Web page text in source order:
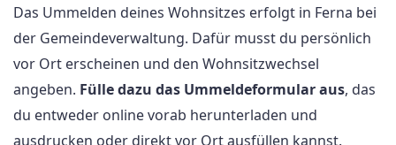
Das Ummelden deines Wohnsitzes erfolgt in Ferna bei
der Gemeindeverwaltung. Dafür musst du persönlich
vor Ort erscheinen und den Wohnsitzwechsel
angeben. Fülle dazu das Ummeldeformular aus, das
du entweder online vorab herunterladen und
ausdrucken oder direkt vor Ort ausfüllen kannst.